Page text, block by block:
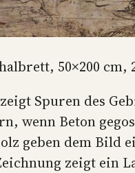
50×200 cm,
Spuren des
wenn Beton
geben dem Bild
zeigt ein